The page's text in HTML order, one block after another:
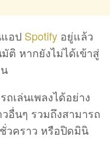
อป Spotify อยู่แล้ว
ติ หากยังไม่ได้เข้าสู่
เล่นเพลงได้อย่าง
อื่นๆ รวมถึงสามารถ
วคราว หรือปิดมินิ